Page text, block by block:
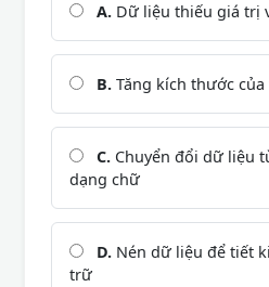
A. Dữ liệu thiếu giá trị
B. Tăng kích thước
C. Chuyển đổi dữ liệu
dạng chữ
D. Nén dữ liệu để tiết
trữ